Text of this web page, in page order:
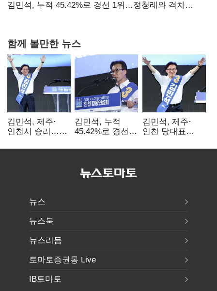
탈환'(종합)
김민석, 누적 45.42%로 경선 1위…정청래와 격차
함께 볼만한 뉴스
김민석, 제주·
인천서 승리…
탈환'(종합)
김민석, 누적
45.42%로 경선
격차
김민석, 제주·
인천 당대표
뉴스
뉴스북
뉴스리듬
토마토증권통 Live
IB토마토